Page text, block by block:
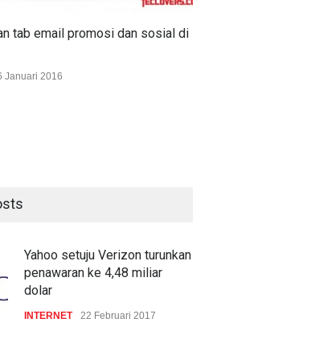
tab email promosi dan sosial di
Januari 2016
Yahoo setuju Verizon turunkan
penawaran ke 4,48 miliar
dolar
INTERNET 22 Februari 2017